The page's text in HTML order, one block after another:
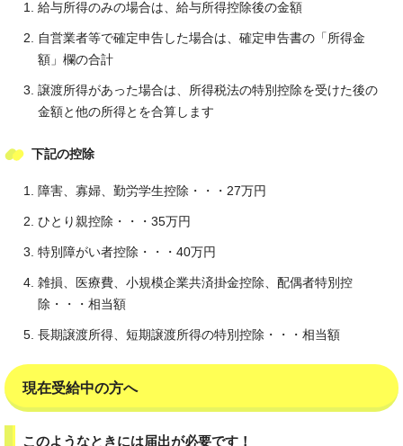
給与所得のみの場合は、給与所得控除後の金額
自営業者等で確定申告した場合は、確定申告書の「所得金
額」欄の合計
譲渡所得があった場合は、所得税法の特別控除を受けた後の
金額と他の所得とを合算します
下記の控除
障害、寡婦、勤労学生控除・・・27万円
ひとり親控除・・・35万円
特別障がい者控除・・・40万円
雑損、医療費、小規模企業共済掛金控除、配偶者特別控
除・・・相当額
長期譲渡所得、短期譲渡所得の特別控除・・・相当額
現在受給中の方へ
このようなときには届出が必要です！